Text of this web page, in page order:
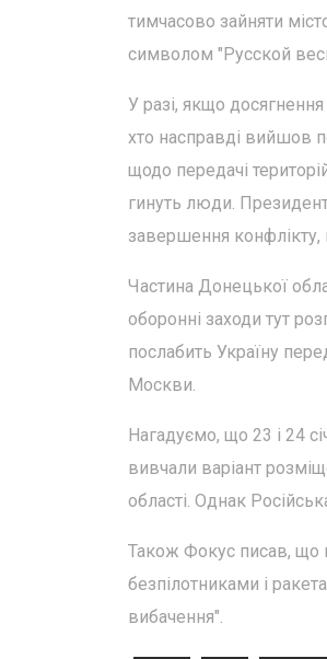
тимчасово зайняти
символом "Русской
У разі, якщо
хто насправді вийшов
щодо передачі
гинуть люди.
завершення конфлікту,
Частина Донецької
оборонні заходи тут
послабить Україну
Москви.
Нагадуємо, що 23 і 24
вивчали варіант
області. Однак
Також Фокус писав, що
безпілотниками і
вибачення".